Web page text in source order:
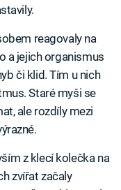
reagovaly na
a jejich organismus
či klid. Tím u nich
Staré myši se
ale rozdíly mezi
z klecí kolečka na
zvířat začaly